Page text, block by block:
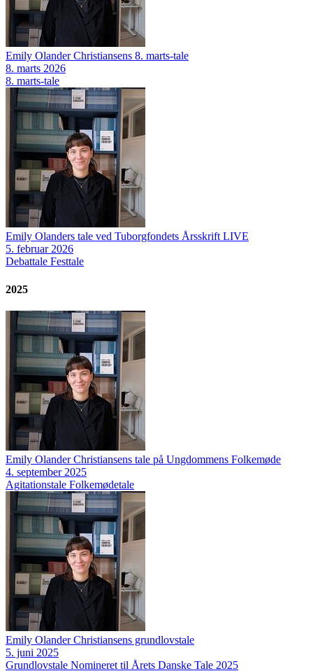
Emily Olander Christiansens 8. marts-tale
8. marts 2026
8. marts-tale
Emily Olanders tale ved Tuborgfondets Årsskrift LIVE
5. februar 2026
Debattale Festtale
2025
Emily Olander Christiansens tale på Ungdommens Folkemøde
4. september 2025
Agitationstale Folkemødetale
Emily Olander Christiansens grundlovstale
5. juni 2025
Grundlovstale Nomineret til Årets Danske Tale 2025